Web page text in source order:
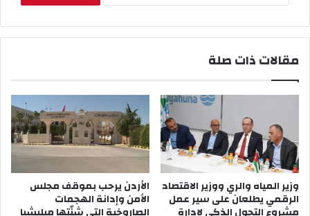
مقالات ذات صلة
وزير المياه والري ووزير الاقتصاد
الرقمي يطلعان على سير عمل
الأردن يرحب بموقف مجلس
الأمن وإدانة الهجمات